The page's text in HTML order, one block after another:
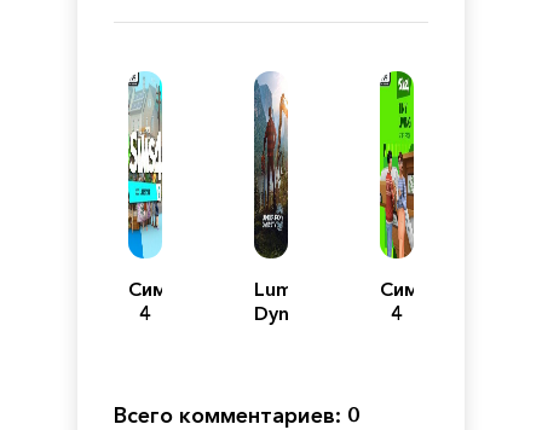
Симс
4
Lumberjack's
Dynasty
Симс
4
Всего комментариев: 0